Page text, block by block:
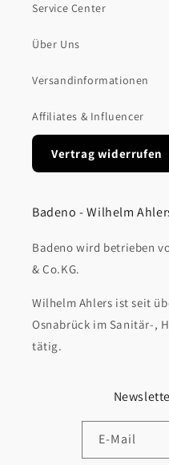
Service Center
Über Uns
Versandinformationen
Affiliates & Influencer
Vertrag widerrufen
Badeno - Wilhelm
Badeno wird betrieben
& Co.KG.
Wilhelm Ahlers ist seit
Osnabrück im Sanitär-,
tätig.
E-Mail